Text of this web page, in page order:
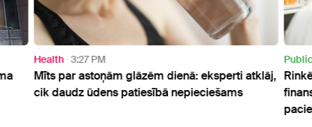
Health 3:27 PM
Mīts par astoņām glāzēm dienā: eksperti atklāj,
cik daudz ūdens patiesībā nepieciešams